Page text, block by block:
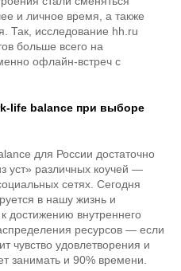
и личное время, а также
Так, исследование hh.ru
больше всего на
офлайн-встреч с
life balance при выборе
для России достаточно
уст» различных коучей —
сетях. Сегодня
в нашу жизнь и
достижению внутреннего
ресурсов — если
чувство удовлетворения и
занимать и 90% времени.